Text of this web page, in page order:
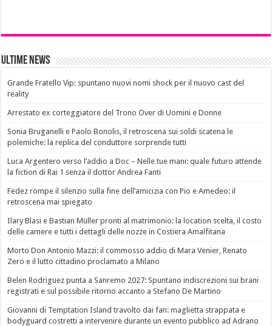
Ultime News
Grande Fratello Vip: spuntano nuovi nomi shock per il nuovo cast del
reality
Arrestato ex corteggiatore del Trono Over di Uomini e Donne
Sonia Bruganelli e Paolo Bonolis, il retroscena sui soldi scatena le
polemiche: la replica del conduttore sorprende tutti
Luca Argentero verso l’addio a Doc – Nelle tue mani: quale futuro attende
la fiction di Rai 1 senza il dottor Andrea Fanti
Fedez rompe il silenzio sulla fine dell’amicizia con Pio e Amedeo: il
retroscena mai spiegato
Ilary Blasi e Bastian Müller pronti al matrimonio: la location scelta, il costo
delle camere e tutti i dettagli delle nozze in Costiera Amalfitana
Morto Don Antonio Mazzi: il commosso addio di Mara Venier, Renato
Zero e il lutto cittadino proclamato a Milano
Belen Rodriguez punta a Sanremo 2027: Spuntano indiscrezioni sui brani
registrati e sul possibile ritorno accanto a Stefano De Martino
Giovanni di Temptation Island travolto dai fan: maglietta strappata e
bodyguard costretti a intervenire durante un evento pubblico ad Adrano